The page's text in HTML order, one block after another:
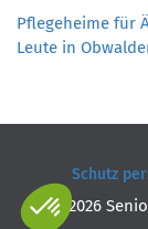
Pflegeheime für
Leute in
Schutz
© 2026